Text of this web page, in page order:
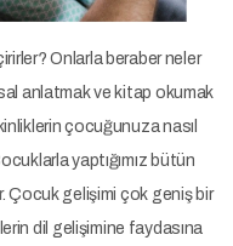
Onlarla beraber neler
anlatmak ve kitap okumak
çocuğunuza nasıl
yaptığımız bütün
Çocuk gelişimi çok geniş bir
dil gelişimine faydasına